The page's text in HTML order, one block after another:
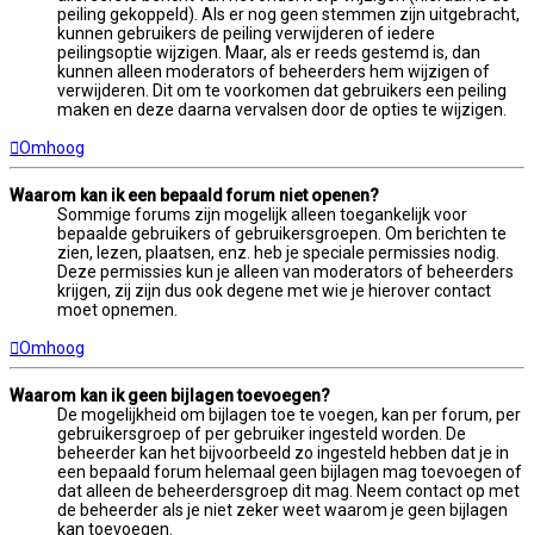
peiling gekoppeld). Als er nog geen stemmen zijn uitgebracht,
kunnen gebruikers de peiling verwijderen of iedere
peilingsoptie wijzigen. Maar, als er reeds gestemd is, dan
kunnen alleen moderators of beheerders hem wijzigen of
verwijderen. Dit om te voorkomen dat gebruikers een peiling
maken en deze daarna vervalsen door de opties te wijzigen.
Omhoog
Waarom kan ik een bepaald forum niet openen?
Sommige forums zijn mogelijk alleen toegankelijk voor
bepaalde gebruikers of gebruikersgroepen. Om berichten te
zien, lezen, plaatsen, enz. heb je speciale permissies nodig.
Deze permissies kun je alleen van moderators of beheerders
krijgen, zij zijn dus ook degene met wie je hierover contact
moet opnemen.
Omhoog
Waarom kan ik geen bijlagen toevoegen?
De mogelijkheid om bijlagen toe te voegen, kan per forum, per
gebruikersgroep of per gebruiker ingesteld worden. De
beheerder kan het bijvoorbeeld zo ingesteld hebben dat je in
een bepaald forum helemaal geen bijlagen mag toevoegen of
dat alleen de beheerdersgroep dit mag. Neem contact op met
de beheerder als je niet zeker weet waarom je geen bijlagen
kan toevoegen.